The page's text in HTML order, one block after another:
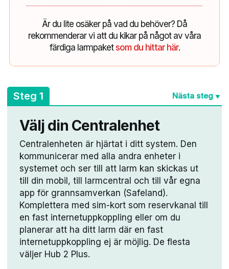
Är du lite osäker på vad du behöver? Då
rekommenderar vi att du kikar på något av våra
färdiga larmpaketsom du hittar här.
Steg 1 Nästa steg ▼
Välj din Centralenhet
Centralenheten är hjärtat i ditt system. Den
kommunicerar med alla andra enheter i
systemet och ser till att larm kan skickas ut
till din mobil, till larmcentral och till vår egna
app för grannsamverkan (Safeland).
Komplettera med sim-kort som reservkanal till
en fast internetuppkoppling eller om du
planerar att ha ditt larm där en fast
internetuppkoppling ej är möjlig. De flesta
väljer Hub 2 Plus.